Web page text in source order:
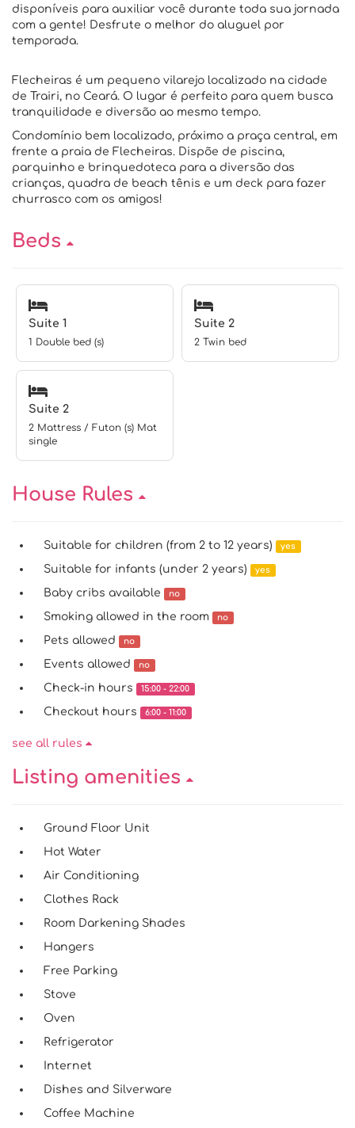
disponíveis para auxiliar você durante toda sua jornada
com a gente! Desfrute o melhor do aluguel por
temporada.
Flecheiras é um pequeno vilarejo localizado na cidade
de Trairi, no Ceará. O lugar é perfeito para quem busca
tranquilidade e diversão ao mesmo tempo.
Condomínio bem localizado, próximo a praça central, em
frente a praia de Flecheiras. Dispõe de piscina,
parquinho e brinquedoteca para a diversão das
crianças, quadra de beach tênis e um deck para fazer
churrasco com os amigos!
Beds
Suite 1
1 Double bed (s)
Suite 2
2 Twin bed
Suite 2
2 Mattress / Futon (s) Mat
single
House Rules
Suitable for children (from 2 to 12 years) yes
Suitable for infants (under 2 years) yes
Baby cribs available no
Smoking allowed in the room no
Pets allowed no
Events allowed no
Check-in hours 15:00 - 22:00
Checkout hours 6:00 - 11:00
see all rules
Listing amenities
Ground Floor Unit
Hot Water
Air Conditioning
Clothes Rack
Room Darkening Shades
Hangers
Free Parking
Stove
Oven
Refrigerator
Internet
Dishes and Silverware
Coffee Machine